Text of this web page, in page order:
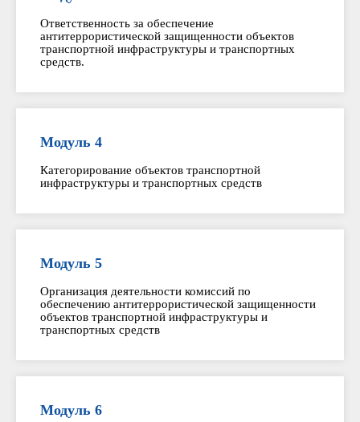
Ответственность за обеспечение
антитеррористической защищенности объектов
транспортной инфраструктуры и транспортных
средств.
Модуль 4
Категорирование объектов транспортной
инфраструктуры и транспортных средств
Модуль 5
Организация деятельности комиссий по
обеспечению антитеррористической защищенности
объектов транспортной инфраструктуры и
транспортных средств
Модуль 6